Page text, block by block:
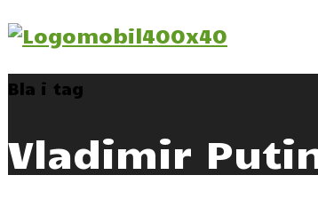
Bla i tag
Vladimir